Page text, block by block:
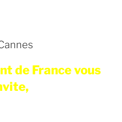
de France vous